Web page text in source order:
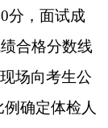
。考察
是否
案等